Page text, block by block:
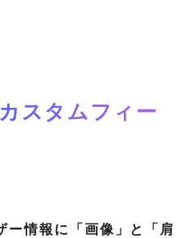
スタムフィー
ー情報に「画像」と「肩